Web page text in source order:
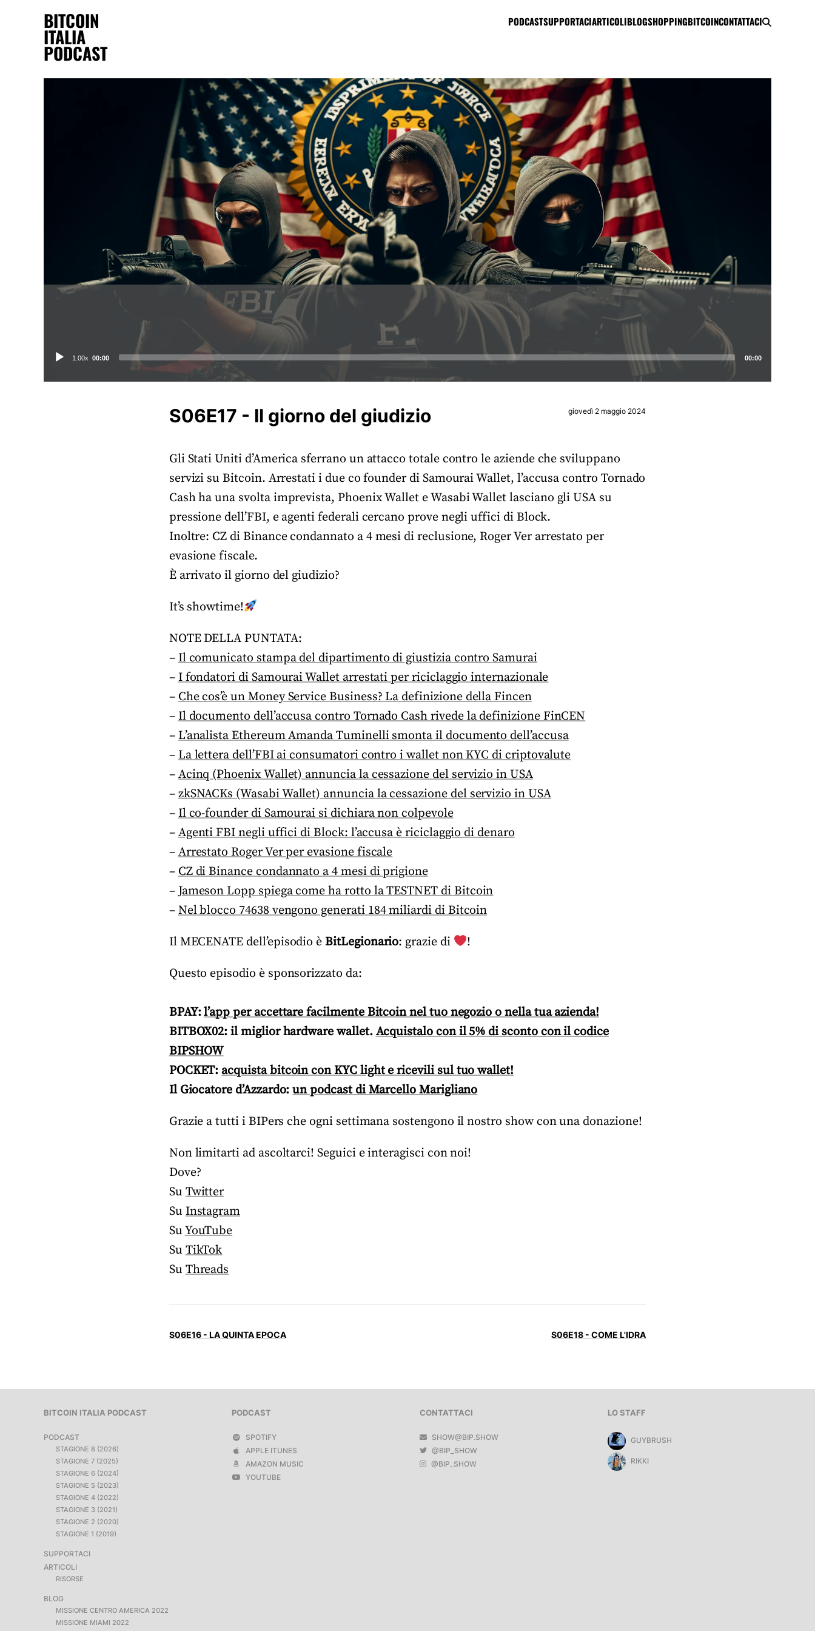
BITCOIN
ITALIA
PODCAST
PODCASTSUPPORTACIARTICOLIBLOGSHOPPINGBITCOINCONTATTACI
Audio
1.00x 00:00 00:00
S06E17 - Il giorno del giudizio giovedì 2 maggio 2024
Gli Stati Uniti d’America sferrano un attacco totale contro le aziende che sviluppano
servizi su Bitcoin. Arrestati i due co founder di Samourai Wallet, l’accusa contro Tornado
Cash ha una svolta imprevista, Phoenix Wallet e Wasabi Wallet lasciano gli USA su
pressione dell’FBI, e agenti federali cercano prove negli uffici di Block.
Inoltre: CZ di Binance condannato a 4 mesi di reclusione, Roger Ver arrestato per
evasione fiscale.
È arrivato il giorno del giudizio?
It’s showtime!
NOTE DELLA PUNTATA:
–Il comunicato stampa del dipartimento di giustizia contro Samurai
–I fondatori di Samourai Wallet arrestati per riciclaggio internazionale
–Che cos’è un Money Service Business? La definizione della Fincen
–Il documento dell’accusa contro Tornado Cash rivede la definizione FinCEN
–L’analista Ethereum Amanda Tuminelli smonta il documento dell’accusa
–La lettera dell’FBI ai consumatori contro i wallet non KYC di criptovalute
–Acinq (Phoenix Wallet) annuncia la cessazione del servizio in USA
–zkSNACKs (Wasabi Wallet) annuncia la cessazione del servizio in USA
–Il co-founder di Samourai si dichiara non colpevole
–Agenti FBI negli uffici di Block: l’accusa è riciclaggio di denaro
–Arrestato Roger Ver per evasione fiscale
–CZ di Binance condannato a 4 mesi di prigione
–Jameson Lopp spiega come ha rotto la TESTNET di Bitcoin
–Nel blocco 74638 vengono generati 184 miliardi di Bitcoin
Il MECENATE dell’episodio èBitLegionario: grazie di !
Questo episodio è sponsorizzato da:
BPAY:l’app per accettare facilmente Bitcoin nel tuo negozio o nella tua azienda!
BITBOX02: il miglior hardware wallet.Acquistalo con il 5% di sconto con il codice
BIPSHOW
POCKET:acquista bitcoin con KYC light e ricevili sul tuo wallet!
Il Giocatore d’Azzardo:un podcast di Marcello Marigliano
Grazie a tutti i BIPers che ogni settimana sostengono il nostro show con una donazione!
Non limitarti ad ascoltarci! Seguici e interagisci con noi!
Dove?
SuTwitter
SuInstagram
SuYouTube
SuTikTok
SuThreads
S06E16 - LA QUINTA EPOCA S06E18 - COME L'IDRA
BITCOIN ITALIA PODCAST
PODCAST
STAGIONE 8 (2026)
STAGIONE 7 (2025)
STAGIONE 6 (2024)
STAGIONE 5 (2023)
STAGIONE 4 (2022)
STAGIONE 3 (2021)
STAGIONE 2 (2020)
STAGIONE 1 (2019)
SUPPORTACI
ARTICOLI
RISORSE
BLOG
MISSIONE CENTRO AMERICA 2022
MISSIONE MIAMI 2022
PODCAST
SPOTIFY
APPLE ITUNES
AMAZON MUSIC
YOUTUBE
CONTATTACI
SHOW@BIP.SHOW
@BIP_SHOW
@BIP_SHOW
LO STAFF
GUYBRUSH
RIKKI